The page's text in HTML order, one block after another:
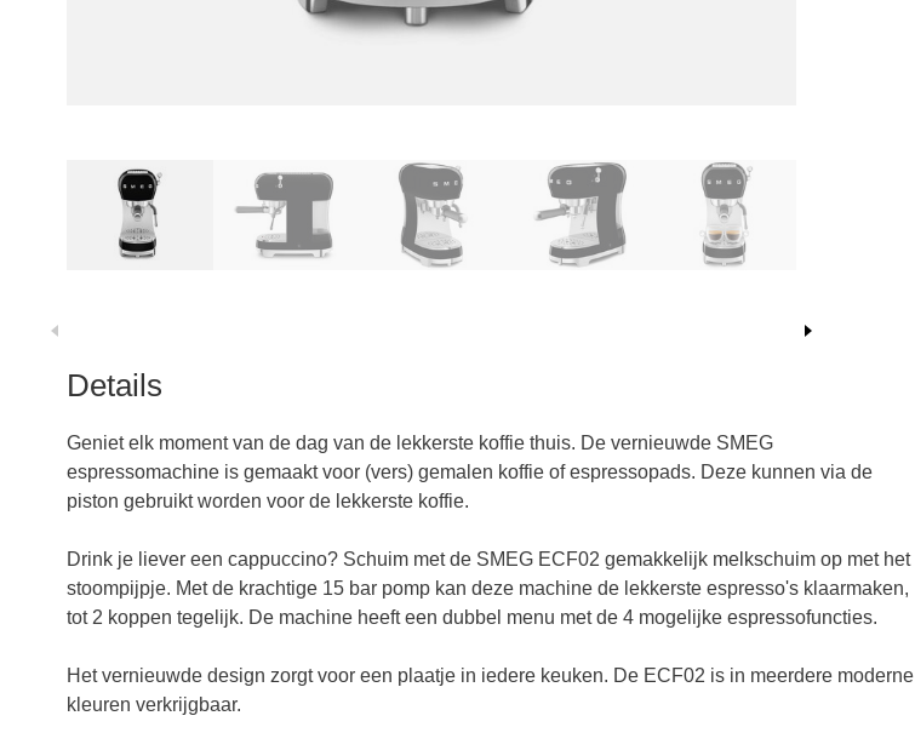
Details
Geniet elk moment van de dag van de lekkerste koffie thuis. De vernieuwde SMEG
espressomachine is gemaakt voor (vers) gemalen koffie of espressopads. Deze kunnen via de
piston gebruikt worden voor de lekkerste koffie.
Drink je liever een cappuccino? Schuim met de SMEG ECF02 gemakkelijk melkschuim op met het
stoompijpje. Met de krachtige 15 bar pomp kan deze machine de lekkerste espresso's klaarmaken,
tot 2 koppen tegelijk. De machine heeft een dubbel menu met de 4 mogelijke espressofuncties.
Het vernieuwde design zorgt voor een plaatje in iedere keuken. De ECF02 is in meerdere moderne
kleuren verkrijgbaar.